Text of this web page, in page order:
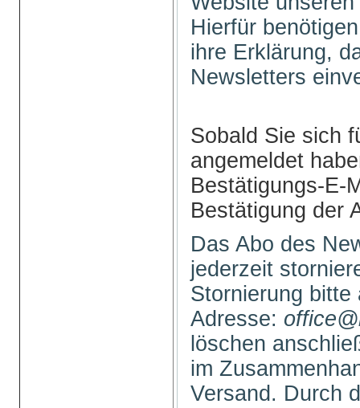
Hierfür
ihre Erklärung,
Newsletters
Sobald Sie sich
angemeldet
Bestätigungs-E-
Bestätigung der
Das Abo des
jederzeit
Stornierung bitte
Adresse:
löschen
im
Versand. Durch